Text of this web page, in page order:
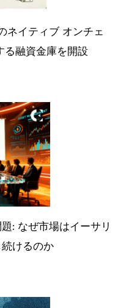
イティブ オンチェ
る融資金庫を開設
: なぜ市場はイーサリ
けるのか